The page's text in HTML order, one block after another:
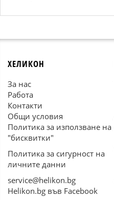
ХЕЛИКОН
За нас
Работа
Контакти
Общи условия
Политика за използване на
"бисквитки"
Политика за сигурност на
личните данни
service@helikon.bg
Helikon.bg във Facebook